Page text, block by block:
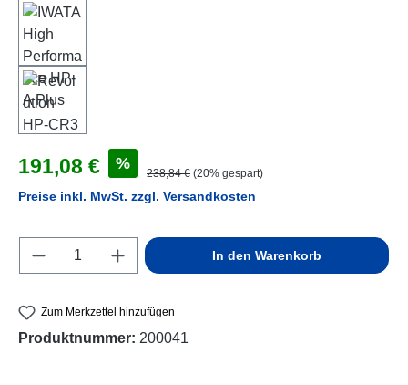
Verkaufspreis:
191,08 € % Regulärer Preis:
238,84 € (20% gespart)
Preise inkl. MwSt. zzgl. Versandkosten
Produkt Anzahl: Gib den gewünschten
In den Warenkorb
Zum Merkzettel hinzufügen
Produktnummer: 200041